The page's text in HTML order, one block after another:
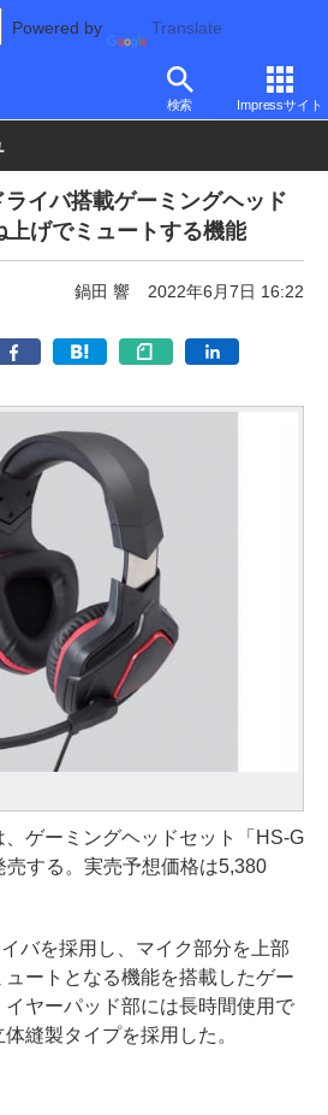
Powered by Translate
検索 Impressサイト
その他
イバ搭載ゲーミングヘッド
上げでミュートする機能
鍋田 響 2022年6月7日 16:22
、ゲーミングヘッドセット「HS-G
する。実売予想価格は5,380
バを採用し、マイク部分を上部
ートとなる機能を搭載したゲー
イヤーパッド部には長時間使用で
縫製タイプを採用した。